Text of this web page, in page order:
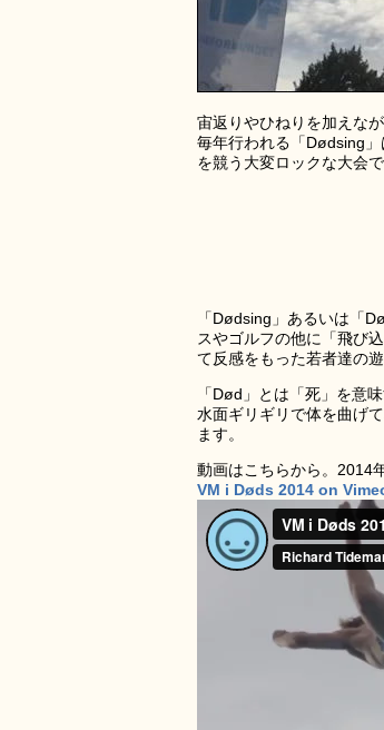
宙返りやひねりを加えな
毎年行われる「Dødsing
を競う大変ロックな大会で
「Dødsing」あるいは「
スやゴルフの他に「飛び
て反感をもった若者達の
「Død」とは「死」を意
水面ギリギリで体を曲げ
ます。
動画はこちらから。2014
VM i Døds 2014 on